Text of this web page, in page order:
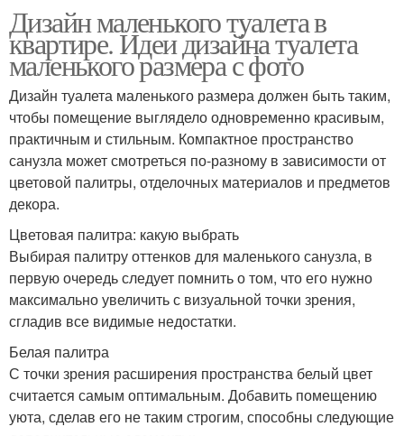
Дизайн маленького туалета в
квартире. Идеи дизайна туалета
маленького размера с фото
Дизайн туалета маленького размера должен быть таким,
чтобы помещение выглядело одновременно красивым,
практичным и стильным. Компактное пространство
санузла может смотреться по-разному в зависимости от
цветовой палитры, отделочных материалов и предметов
декора.
Цветовая палитра: какую выбрать
Выбирая палитру оттенков для маленького санузла, в
первую очередь следует помнить о том, что его нужно
максимально увеличить с визуальной точки зрения,
сгладив все видимые недостатки.
Белая палитра
С точки зрения расширения пространства белый цвет
считается самым оптимальным. Добавить помещению
уюта, сделав его не таким строгим, способны следующие